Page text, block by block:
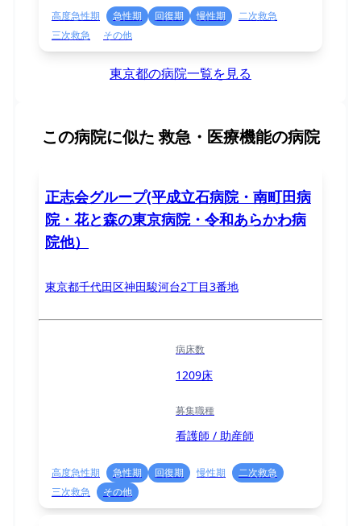
高度急性期 急性期 回復期 慢性期
二次救急
三次救急
その他
東京都の病院一覧を見る
この病院に似た 救急・医療機能の病院
正志会グループ(平成立石病院・南町田病
院・花と森の東京病院・令和あらかわ病
院他）
東京都千代田区神田駿河台2丁目3番地
病床数
1209床
募集職種
看護師 / 助産師
高度急性期 急性期 回復期 慢性期
二次救急
三次救急
その他